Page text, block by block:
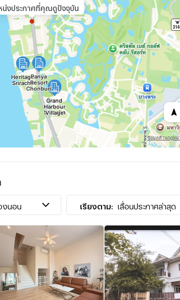
น่งประกาศที่คุณดูปัจจุบัน
งนอน เรียงตาม: เลื่อนประกาศล่าสุด